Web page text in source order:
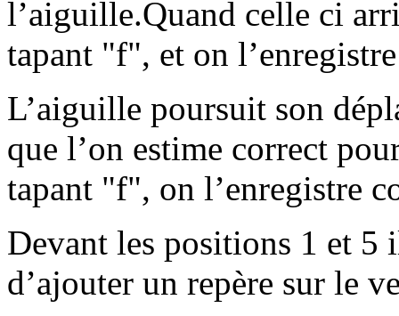
l’aiguille.Quand celle ci
tapant "f", et on
L’aiguille poursuit son
que l’on estime correct
tapant "f", on l’enregistre
Devant les positions 1 et 5
d’ajouter un repère sur le